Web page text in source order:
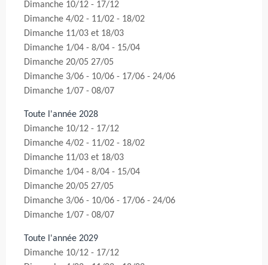
Dimanche 10/12 - 17/12
Dimanche 4/02 - 11/02 - 18/02
Dimanche 11/03 et 18/03
Dimanche 1/04 - 8/04 - 15/04
Dimanche 20/05 27/05
Dimanche 3/06 - 10/06 - 17/06 - 24/06
Dimanche 1/07 - 08/07
Toute l'année 2028
Dimanche 10/12 - 17/12
Dimanche 4/02 - 11/02 - 18/02
Dimanche 11/03 et 18/03
Dimanche 1/04 - 8/04 - 15/04
Dimanche 20/05 27/05
Dimanche 3/06 - 10/06 - 17/06 - 24/06
Dimanche 1/07 - 08/07
Toute l'année 2029
Dimanche 10/12 - 17/12